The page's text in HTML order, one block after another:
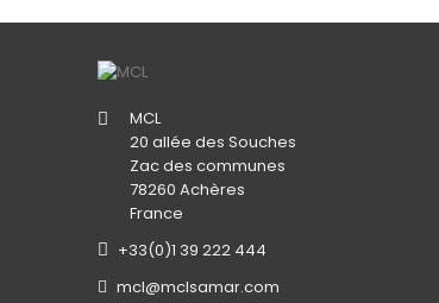
MCL
20 allée des Souches
Zac des communes
78260 Achères
France
+33(0)1 39 222 444
mcl@mclsamar.com